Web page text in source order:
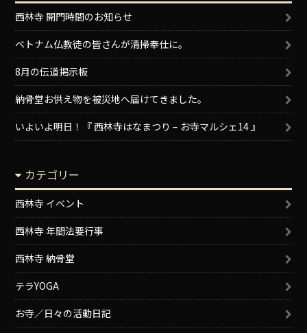
西林寺 開門時間のお知らせ
ベトナム仏教徒の皆さんが清掃奉仕に。
8月の伝道掲示板
納骨堂お供え物を被災地へ届けてきました。
いよいよ明日！『 西林寺はなまつり – お寺マルシェ14 』
カテゴリー
西林寺 イベント
西林寺 年間法要行事
西林寺 納骨堂
テラYOGA
お寺／日々の活動日記